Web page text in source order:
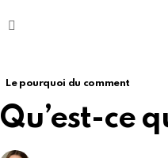
Le pourquoi du comment
Qu’est-ce